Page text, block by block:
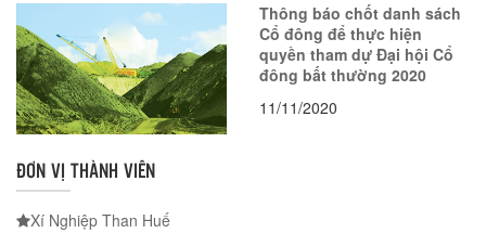
Thông báo chốt danh sách
Cổ đông để thực hiện
quyền tham dự Đại hội Cổ
đông bất thường 2020
11/11/2020
ĐƠN VỊ THÀNH VIÊN
Xí Nghiệp Than Huế